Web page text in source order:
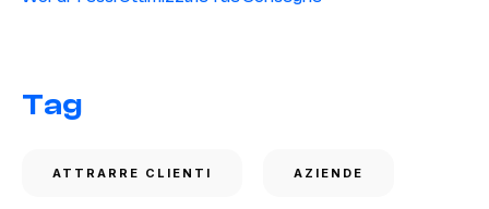
Tag
ATTRARRE CLIENTI AZIENDE